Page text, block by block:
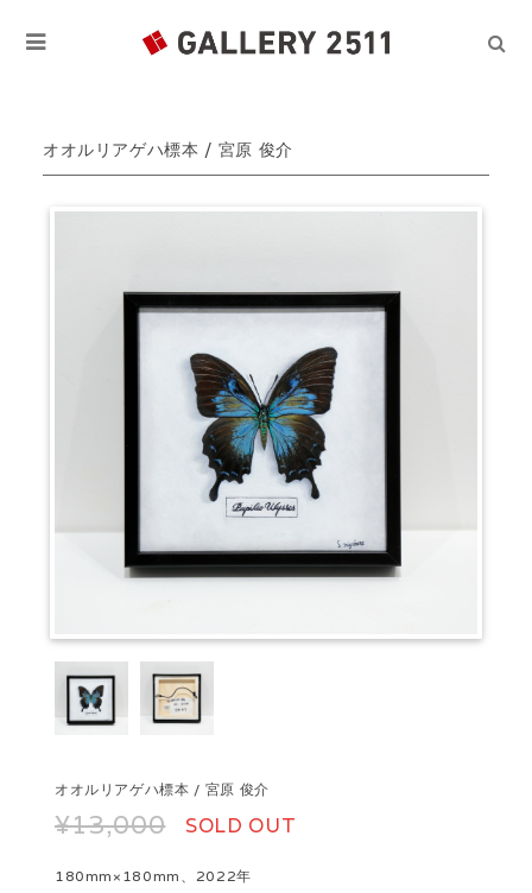
オオルリアゲハ標本 / 宮原 俊介
オオルリアゲハ標本 / 宮原 俊介
¥13,000 SOLD OUT
180mm×180mm、2022年